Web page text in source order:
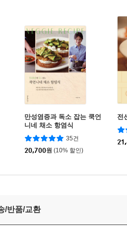
만성염증과 독소 잡는 쿡언
니네 채소 항염식
35건
20,700원 (10% 할인)
전
/반품/교환